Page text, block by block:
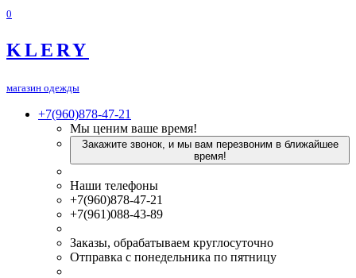
0
KLERY
магазин одежды
+7(960)878-47-21
Мы ценим ваше время!
Закажите звонок, и мы вам перезвоним в ближайшее
время!
Наши телефоны
+7(960)878-47-21
+7(961)088-43-89
Заказы, обрабатываем круглосуточно
Отправка с понедельника по пятницу